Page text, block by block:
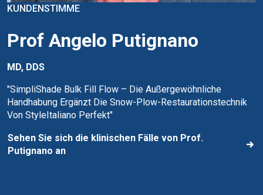
KUNDENSTIMME
Prof Angelo Putignano
MD, DDS
"SimpliShade Bulk Fill Flow – Die Außergewöhnliche
Handhabung Ergänzt Die Snow-Plow-Restaurationstechnik
Von StyleItaliano Perfekt"
Sehen Sie sich die klinischen Fälle von Prof.
Putignano an